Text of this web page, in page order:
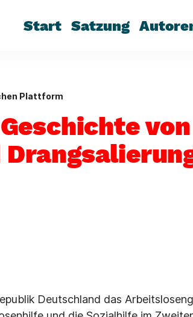
Start Satzung
Plattform
von
Deutschland das